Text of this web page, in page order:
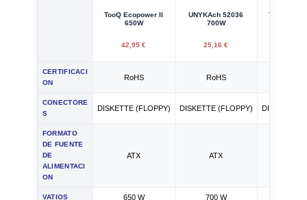
TooQ Ecopower II
650W
42,95 €
UNYKAch 52036
700W
25,16 €
TooQ
CERTIFICACI
ON
RoHS RoHS
CONECTORE
S
DISKETTE (FLOPPY) DISKETTE (FLOPPY) DISKETTE
FORMATO
DE FUENTE
DE
ALIMENTACI
ON
ATX ATX
VATIOS 650 W 700 W